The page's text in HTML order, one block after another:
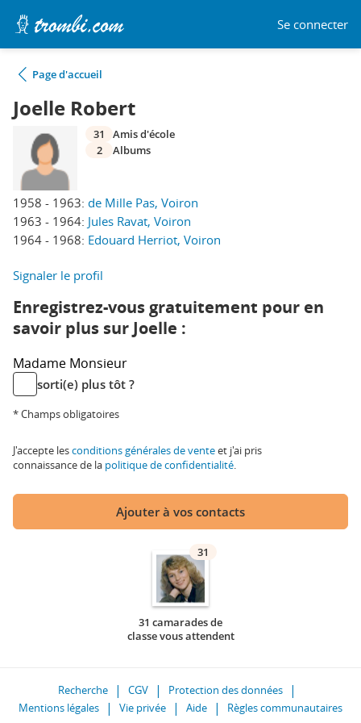
Se connecter
Page d'accueil
Joelle Robert
1958 - 1963: de Mille Pas, Voiron
1963 - 1964: Jules Ravat, Voiron
1964 - 1968: Edouard Herriot, Voiron
31
Amis d'école
2
Albums
Signaler le profil
Enregistrez-vous gratuitement pour en
savoir plus sur Joelle :
Madame Monsieur
sorti(e) plus tôt ?
* Champs obligatoires
J'accepte lesconditions générales de venteet j'ai pris
connaissance de la politique de confidentialité.
Ajouter à vos contacts
31
31 camarades de
classe vous attendent
Recherche CGV
Protection des données
Mentions légales
Vie privée Aide Règles communautaires